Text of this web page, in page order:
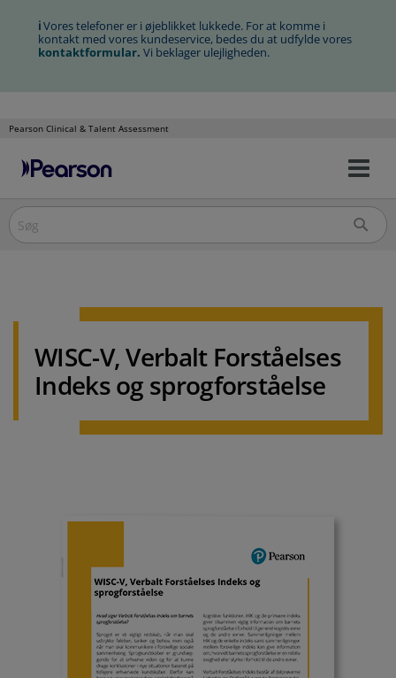
ℹVores telefoner er i øjeblikket lukkede. For at komme i
kontakt med vores kundeservice, bedes du at udfylde vores
kontaktformular. Vi beklager ulejligheden.
Pearson Clinical & Talent Assessment
Slå
Spring
til
indholdet
WISC-V, Verbalt Forståelses
Indeks og sprogforståelse